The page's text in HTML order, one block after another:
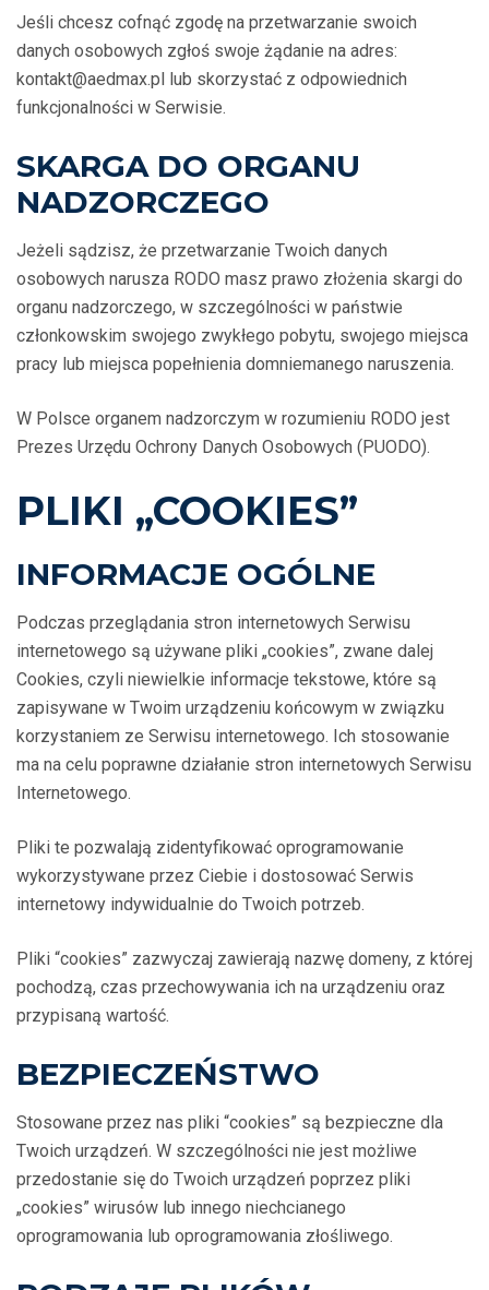
Jeśli chcesz cofnąć zgodę na przetwarzanie swoich
danych osobowych zgłoś swoje żądanie na adres:
kontakt@aedmax.pl lub skorzystać z odpowiednich
funkcjonalności w Serwisie.
SKARGA DO ORGANU
NADZORCZEGO
Jeżeli sądzisz, że przetwarzanie Twoich danych
osobowych narusza RODO masz prawo złożenia skargi do
organu nadzorczego, w szczególności w państwie
członkowskim swojego zwykłego pobytu, swojego miejsca
pracy lub miejsca popełnienia domniemanego naruszenia.
W Polsce organem nadzorczym w rozumieniu RODO jest
Prezes Urzędu Ochrony Danych Osobowych (PUODO).
PLIKI „COOKIES”
INFORMACJE OGÓLNE
Podczas przeglądania stron internetowych Serwisu
internetowego są używane pliki „cookies”, zwane dalej
Cookies, czyli niewielkie informacje tekstowe, które są
zapisywane w Twoim urządzeniu końcowym w związku
korzystaniem ze Serwisu internetowego. Ich stosowanie
ma na celu poprawne działanie stron internetowych Serwisu
Internetowego.
Pliki te pozwalają zidentyfikować oprogramowanie
wykorzystywane przez Ciebie i dostosować Serwis
internetowy indywidualnie do Twoich potrzeb.
Pliki “cookies” zazwyczaj zawierają nazwę domeny, z której
pochodzą, czas przechowywania ich na urządzeniu oraz
przypisaną wartość.
BEZPIECZEŃSTWO
Stosowane przez nas pliki “cookies” są bezpieczne dla
Twoich urządzeń. W szczególności nie jest możliwe
przedostanie się do Twoich urządzeń poprzez pliki
„cookies” wirusów lub innego niechcianego
oprogramowania lub oprogramowania złośliwego.